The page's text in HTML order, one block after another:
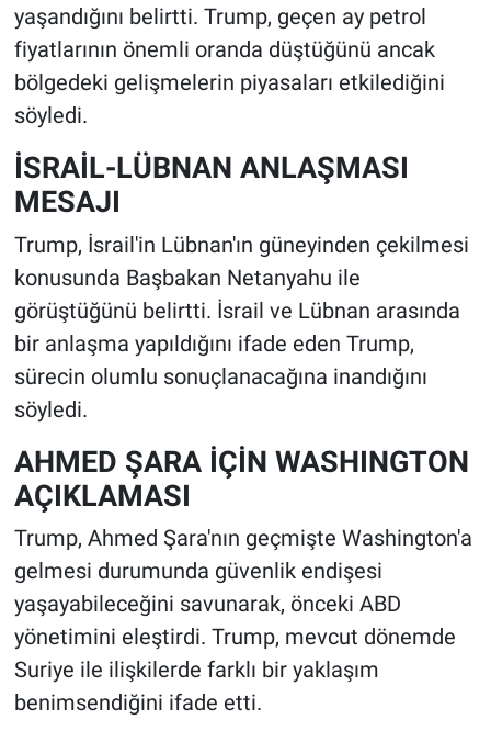
yaşandığını belirtti. Trump, geçen ay petrol
fiyatlarının önemli oranda düştüğünü ancak
bölgedeki gelişmelerin piyasaları etkilediğini
söyledi.
İSRAİL-LÜBNAN ANLAŞMASI
MESAJI
Trump, İsrail'in Lübnan'ın güneyinden çekilmesi
konusunda Başbakan Netanyahu ile
görüştüğünü belirtti. İsrail ve Lübnan arasında
bir anlaşma yapıldığını ifade eden Trump,
sürecin olumlu sonuçlanacağına inandığını
söyledi.
AHMED ŞARA İÇİN WASHINGTON
AÇIKLAMASI
Trump, Ahmed Şara'nın geçmişte Washington'a
gelmesi durumunda güvenlik endişesi
yaşayabileceğini savunarak, önceki ABD
yönetimini eleştirdi. Trump, mevcut dönemde
Suriye ile ilişkilerde farklı bir yaklaşım
benimsendiğini ifade etti.